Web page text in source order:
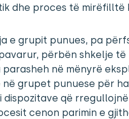
dhe proces të mirëfilltë
e grupit punues, pa
përbën shkelje të
parasheh në mënyrë
në grupet punuese për
dispozitave që
cenon parimin e